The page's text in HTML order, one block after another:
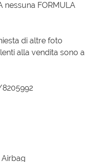
nessuna FORMULA
di altre foto
alla vendita sono a
Airbag